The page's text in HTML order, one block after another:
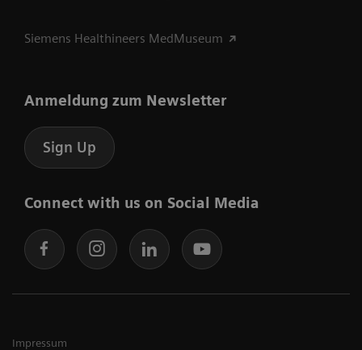
Siemens Healthineers MedMuseum
Anmeldung zum Newsletter
Sign Up
Connect with us on Social Media
Impressum